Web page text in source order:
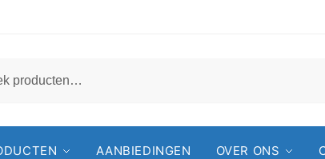
AANBIEDINGEN OVER ONS